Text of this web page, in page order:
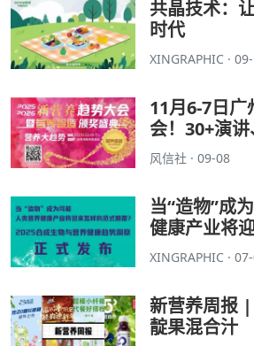
共晶技术：
时代
XINGRAPHIC ·
11月6-7日
会！30+演
风信社 · 09-08
当“造物”成
健康产业将
XINGRAPHIC ·
新营养周报
靛果混合汁